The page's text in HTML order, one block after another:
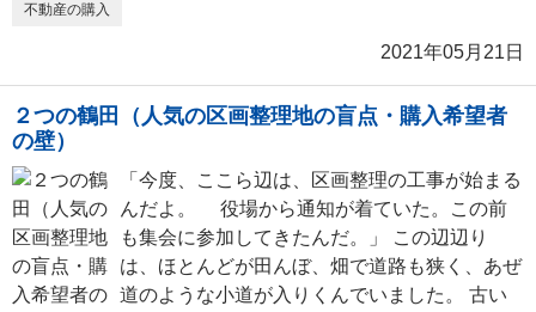
不動産の購入
2021年05月21日
２つの鶴田（人気の区画整理地の盲点・購入希望者
の壁）
「今度、ここら辺は、区画整理の工事が始まる
んだよ。 役場から通知が着ていた。この前
も集会に参加してきたんだ。」 この辺辺り
は、ほとんどが田んぼ、畑で道路も狭く、あぜ
道のような小道が入りくんでいました。 古い